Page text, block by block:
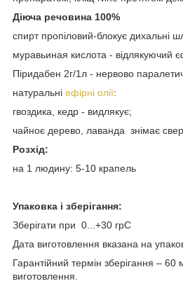
Діюча речовина 100%
спирт пропіловий-блокує дихальні
муравьиная кислота - відлякуючий
Піридабен 2г/1л - нервово
натуральні ефірні олії:
гвоздика, кедр - видлякує;
чайноє дерево, лаванда знімає
Розхід:
на 1 людину: 5-10 крапель
Упаковка і зберігання:
Зберігати при 0...+30 грС
Дата виготовлення вказана на
Гарантійний термін зберігання – 60
виготовлення.